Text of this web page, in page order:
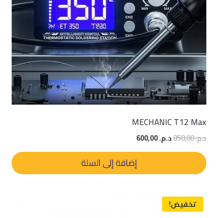
MECHANIC T12 Max
د.م.850,00
السعر
الأصلي
د.م. 850,00.
د.م.
الحالي
هو:
د.م. 600,00.
إضافة إلى السلة
تخفيض!